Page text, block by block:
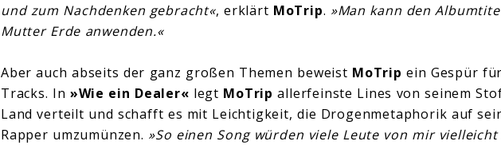
und zum Nachdenken gebracht«, erklärt MoTrip. »Man kann den
Mutter Erde anwenden.«
Aber auch abseits der ganz großen Themen beweist MoTrip ein Gespür
Tracks. In »Wie ein Dealer« legt MoTrip allerfeinste Lines von seinem
Land verteilt und schafft es mit Leichtigkeit, die Drogenmetaphorik auf
Rapper umzumünzen. »So einen Song würden viele Leute von mir